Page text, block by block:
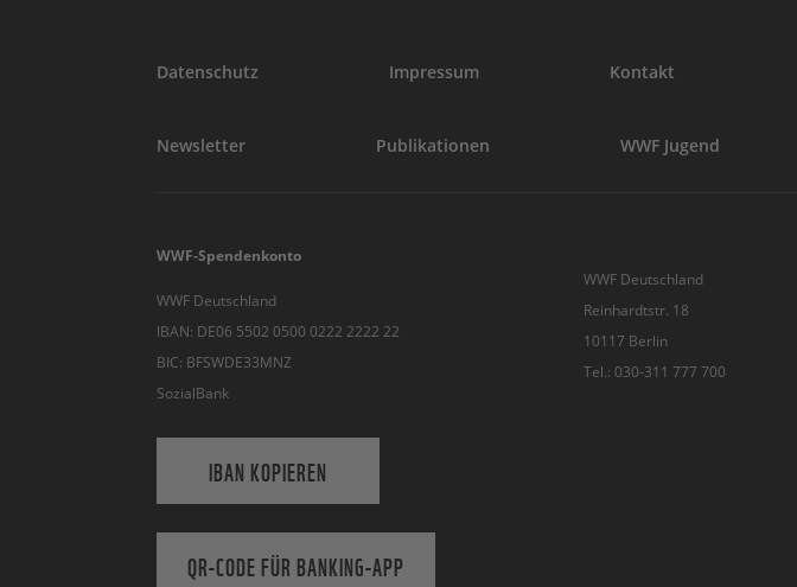
Datenschutz Impressum Kontakt
Newsletter Publikationen WWF Jugend
WWF-Spendenkonto
WWF Deutschland
IBAN: DE06 5502 0500 0222 2222 22
BIC: BFSWDE33MNZ
SozialBank
IBAN KOPIEREN
QR-CODE FÜR BANKING-APP
WWF Deutschland
Reinhardtstr. 18
10117 Berlin
Tel.: 030-311 777 700